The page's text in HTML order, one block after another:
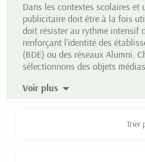
Dans les contextes scolaires
publicitaire doit être à la fois
doit résister au rythme intensif
renforçant l’identité des
(BDE) ou des réseaux Alumni.
sélectionnons des objets
les diplômés. Nous privilégions
Voir plus
Trier